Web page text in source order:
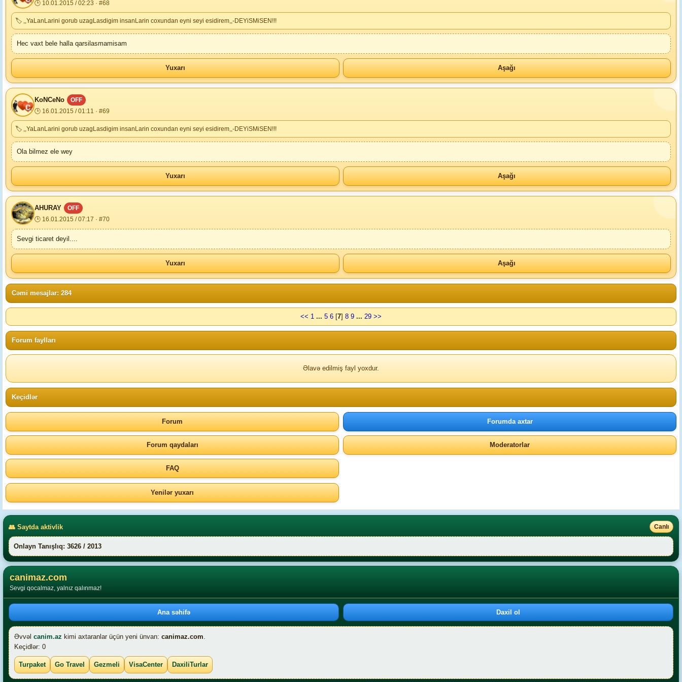
🕒 10.01.2015 / 02:23 · #68
🏷 ,,YaLanLarini gorub uzagLasdigim insanLarin coxundan eyni seyi esidirem,,-DEYiSMiSEN!!!
Hec vaxt bele halla qarsilasmamisam
Yuxarı Aşağı
KoNCeNo
OFF
🕒 16.01.2015 / 01:11 · #69
🏷 ,,YaLanLarini gorub uzagLasdigim insanLarin coxundan eyni seyi esidirem,,-DEYiSMiSEN!!!
Ola bilmez ele wey
Yuxarı Aşağı
AHURAY
OFF
🕒 16.01.2015 / 07:17 · #70
Sevgi ticaret deyil....
Yuxarı Aşağı
Cəmi mesajlar: 284
<< 1 ... 5 6 [7] 8 9 ... 29 >>
Forum faylları
Əlavə edilmiş fayl yoxdur.
Keçidlər
Forum Forumda axtar
Forum qaydaları Moderatorlar
FAQ
Yenilər yuxarı
👥 Saytda aktivlik Canlı
Onlayn Tanışlıq: 3626 / 2013
canimaz.com
Sevgi qocalmaz, yalnız qalınmaz!
Ana səhifə Daxil ol
Əvvəl canim.az kimi axtaranlar üçün yeni ünvan: canimaz.com.
Keçidlər: 0
Turpaket Go Travel Gezmeli VisaCenter DaxiliTurlar